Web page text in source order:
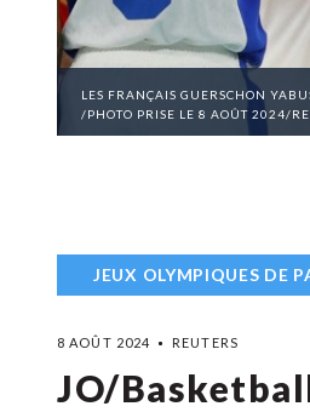
LES FRANÇAIS GUERSCHON
/PHOTO PRISE LE 8 AOÛT 2024/
JEUX OLYMPIQUES DE
8 AOÛT 2024 REUTERS
JO/